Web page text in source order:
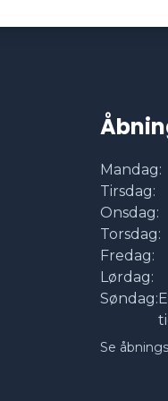
Mandag:
Tirsdag:
Onsdag:
Torsdag:
Fredag:
Lørdag:
Søndag:
Se